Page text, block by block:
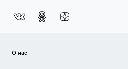
О нас